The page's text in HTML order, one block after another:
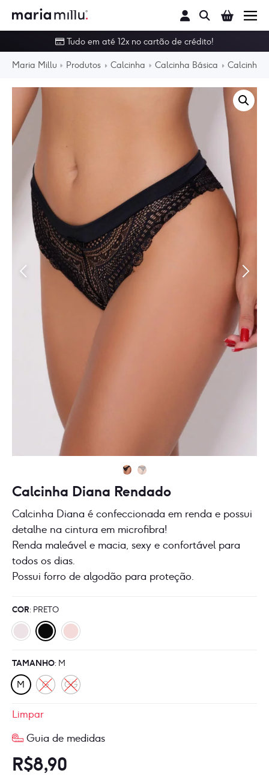
Tudo em até 12x no cartão de crédito!
Conjunto
Sutiã
Linha Noite
Body
Moda Praia
Outlet
Maria Millu Produtos Calcinha Calcinha Básica Calcinha
Calcinha Diana Rendado
Calcinha Diana é confeccionada em renda e possui
detalhe na cintura em microfibra!
Renda maleável e macia, sexy e confortável para
todos os dias.
Possui forro de algodão para proteção.
COR: PRETO
TAMANHO: M
M G GG
Limpar
Guia de medidas
R$8,90